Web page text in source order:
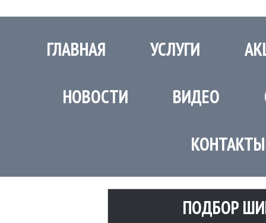
ГЛАВНАЯ УСЛУГИ
НОВОСТИ ВИДЕО
КОНТАКТЫ
ПОДБОР